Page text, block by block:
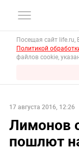
Посещая сайт life.ru,
Политикой
файлов cookie,
17 августа 2016, 12:26
Лимонов
пошлют